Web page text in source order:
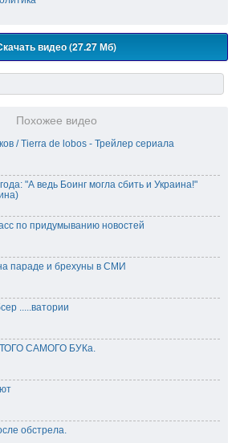
видео (27.27 Мб)
Похожее видео
/ Tierra de lobos - Трейлер сериала
"А ведь Боинг могла сбить и Украина!"
по придумыванию новостей
параде и брехуны в СМИ
.....ватории
ТОГО САМОГО БУКа.
обстрела.